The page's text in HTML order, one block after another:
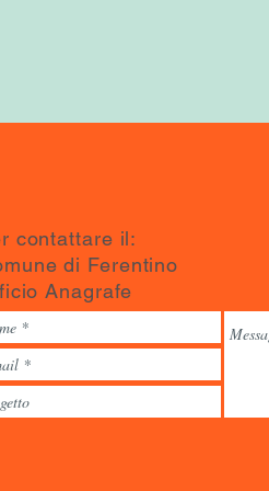
contattare il:
di Ferentino
Anagrafe